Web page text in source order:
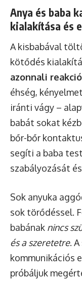
Anya és baba
kialakítása és
A kisbabával
kötődés
azonnali
éhség,
iránti vágy –
babát sokat
bőr-bőr
segíti a baba
szabályozását
Sok anyuka
sok törődéssel.
babának nincs
és a szeretetre.
kommunikációs
próbáljuk